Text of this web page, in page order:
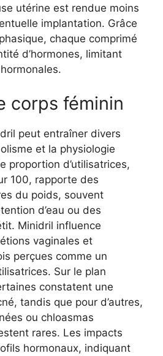
utérine est rendue moins
implantation. Grâce
chaque comprimé
d’hormones, limitant
corps féminin
peut entraîner divers
et la physiologie
proportion d’utilisatrices,
100, rapporte des
du poids, souvent
d’eau ou des
Minidril influence
vaginales et
perçues comme un
Sur le plan
constatent une
tandis que pour d’autres,
ou chloasmas
rares. Les impacts
hormonaux, indiquant